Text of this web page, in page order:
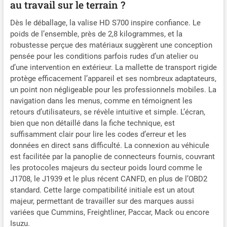
surveillance DPR & régénération DPD. Élimine
les particules du filtre à particules diesel,
prévient les codes défaut, optimise les
performances & prolonge la durée de vie.
Économisez jusqu'à €2000+ par nettoyage au
lieu du remplacement. Compatible Cummins,
Detroit, CAT, International, Mack, Paccar, Isuzu,
Hino, Fuso. 【Diagnostic complet】Le HD S700
couvre tous systèmes : moteur, ABS, SRS, EPB,
frein de stationnement etc. Fonctions
OBD/EOBD/OBD2 HD (lecture/effacement
codes, données temps réel). Identification
rapide des pannes & solutions. Numérise
efficacement votre camion. 【8+
Réinitialisations】Modèle 2025 avec fonctions
spéciales : réinit. huile, codage injecteurs,
adaptation embrayage, réinit. plaquettes, réinit.
SCR, limiteur de vitesse, test coupure cylindre,
réinit. DPF. Envoyez VIN & fonctions pour
vérifier compatibilité. 【Achat sécurisé】
au travail sur le terrain ?
Dès le déballage, la valise HD S700 inspire confiance. Le
poids de l’ensemble, près de 2,8 kilogrammes, et la
robustesse perçue des matériaux suggèrent une conception
pensée pour les conditions parfois rudes d’un atelier ou
d’une intervention en extérieur. La mallette de transport rigide
protège efficacement l’appareil et ses nombreux adaptateurs,
un point non négligeable pour les professionnels mobiles. La
navigation dans les menus, comme en témoignent les
retours d’utilisateurs, se révèle intuitive et simple. L’écran,
bien que non détaillé dans la fiche technique, est
suffisamment clair pour lire les codes d’erreur et les
données en direct sans difficulté. La connexion au véhicule
est facilitée par la panoplie de connecteurs fournis, couvrant
les protocoles majeurs du secteur poids lourd comme le
J1708, le J1939 et le plus récent CANFD, en plus de l’OBD2
standard. Cette large compatibilité initiale est un atout
majeur, permettant de travailler sur des marques aussi
variées que Cummins, Freightliner, Paccar, Mack ou encore
Isuzu.